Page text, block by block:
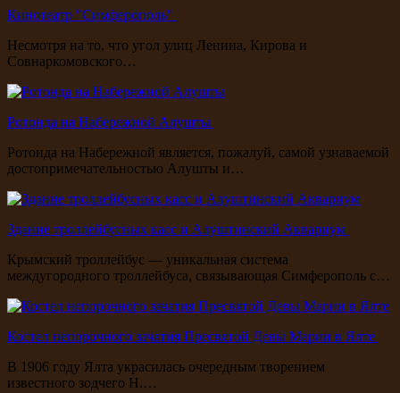
Кинотеатр "Симферополь"
Несмотря на то, что угол улиц Ленина, Кирова и
Совнаркомовского…
Ротонда на Набережной Алушты
Ротонда на Набережной является, пожалуй, самой узнаваемой
достопримечательностью Алушты и…
Здание троллейбусных касс и Алуштинский Аквариум
Крымский троллейбус — уникальная система
междугородного троллейбуса, связывающая Симферополь с…
Костел непорочного зачатия Пресвятой Девы Марии в Ялте
В 1906 году Ялта украсилась очередным творением
известного зодчего Н.…